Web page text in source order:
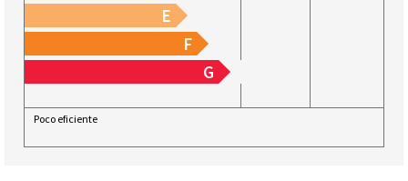
E
F
G
Poco eficiente